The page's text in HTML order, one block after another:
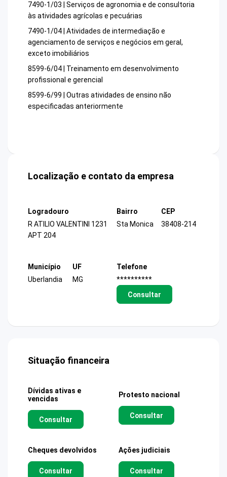
7490-1/03 | Serviços de agronomia e de consultoria
às atividades agrícolas e pecuárias
7490-1/04 | Atividades de intermediação e
agenciamento de serviços e negócios em geral,
exceto imobiliários
8599-6/04 | Treinamento em desenvolvimento
profissional e gerencial
8599-6/99 | Outras atividades de ensino não
especificadas anteriormente
Localização e contato da empresa
Logradouro
R ATILIO VALENTINI 1231
APT 204
Bairro
Sta Monica
CEP
38408-214
Município
Uberlandia
UF
MG
Telefone
**********
Consultar
Situação financeira
Dívidas ativas e
vencidas
Consultar
Protesto nacional
Consultar
Cheques devolvidos
Consultar
Ações judiciais
Consultar